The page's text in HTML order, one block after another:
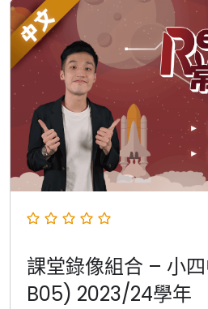
課堂錄像組合 – 小
B05) 2023/24學年